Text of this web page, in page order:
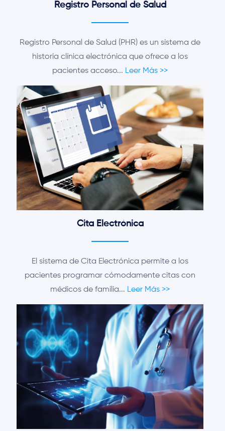
Registro Personal de Salud
Registro Personal de Salud (PHR) es un sistema de
historia clínica electrónica que ofrece a los
pacientes acceso... Leer Más >>
Cita Electrónica
El sistema de Cita Electrónica permite a los
pacientes programar cómodamente citas con
médicos de familia... Leer Más >>